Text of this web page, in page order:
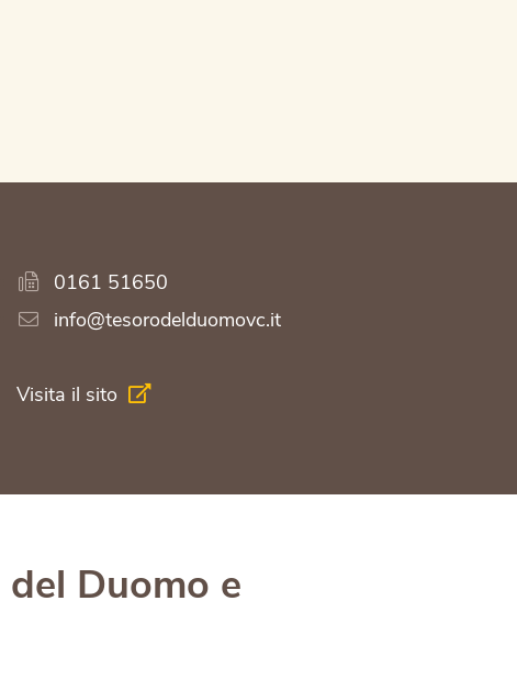
0161 51650
info@tesorodelduomovc.it
Visita il sito
Duomo e